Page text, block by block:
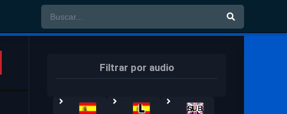
Filtrar por audio